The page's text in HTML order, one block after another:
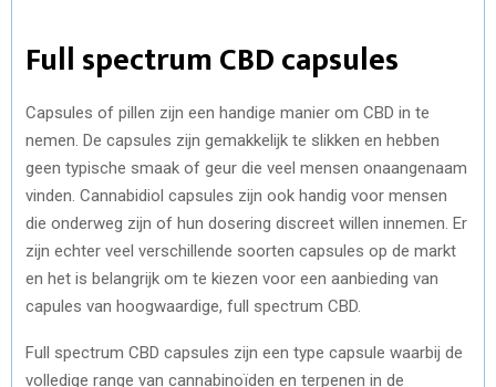
Full spectrum CBD capsules
Capsules of pillen zijn een handige manier om CBD in te
nemen. De capsules zijn gemakkelijk te slikken en hebben
geen typische smaak of geur die veel mensen onaangenaam
vinden. Cannabidiol capsules zijn ook handig voor mensen
die onderweg zijn of hun dosering discreet willen innemen. Er
zijn echter veel verschillende soorten capsules op de markt
en het is belangrijk om te kiezen voor een aanbieding van
capules van hoogwaardige, full spectrum CBD.
Full spectrum CBD capsules zijn een type capsule waarbij de
volledige range van cannabinoïden en terpenen in de